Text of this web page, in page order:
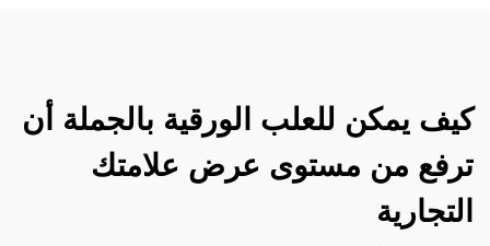
كيف يمكن للعلب الورقية بالجملة أن
ترفع من مستوى عرض علامتك
التجارية